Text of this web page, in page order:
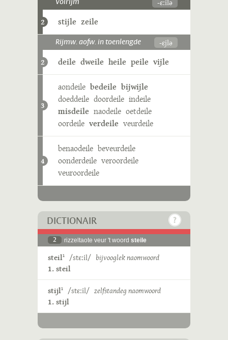
Volrijm -ɛːilə
2 stijle zeile
Rijmw. aofw. in toenlengde -ɛjlə
2 deile dweile heile peile vijle
3
aondeile bedeile bijwijle
doeddeile doordeile indeile
misdeile naodeile oetdeile
oordeile verdeile veurdeile
4
benaodeile beveurdeile
oonderdeile veroordeile
veuroordeile
DICTIONAIR
2 rizzeltaote veur 't woord steile
steil1 /stɛːil/ bijvooglek naomwoord
1. steil
stijl1 /stɛːil/ zelfstandeg naomwoord
1. stijl